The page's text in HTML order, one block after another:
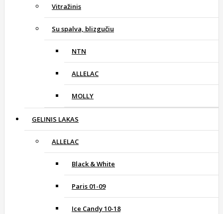
Vitražinis
Su spalva, blizgučiu
NTN
ALLELAC
MOLLY
GELINIS LAKAS
ALLELAC
Black & White
Paris 01-09
Ice Candy 10-18